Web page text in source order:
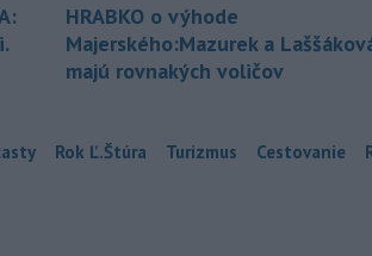
HRABKO o výhode
Majerského:Mazurek a
majú rovnakých voličov
Rok Ľ.Štúra Turizmus Cestovanie